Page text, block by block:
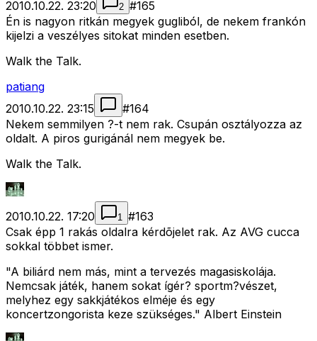
2010.10.22. 23:20
2 #165
Én is nagyon ritkán megyek gugliból, de nekem frankón
kijelzi a veszélyes sitokat minden esetben.
Walk the Talk.
patiang
2010.10.22. 23:15
#164
Nekem semmilyen ?-t nem rak. Csupán osztályozza az
oldalt. A piros gurigánál nem megyek be.
Walk the Talk.
2010.10.22. 17:20 1 #163
Csak épp 1 rakás oldalra kérdõjelet rak. Az AVG cucca
sokkal többet ismer.
"A biliárd nem más, mint a tervezés magasiskolája.
Nemcsak játék, hanem sokat ígér? sportm?vészet,
melyhez egy sakkjátékos elméje és egy
koncertzongorista keze szükséges." Albert Einstein